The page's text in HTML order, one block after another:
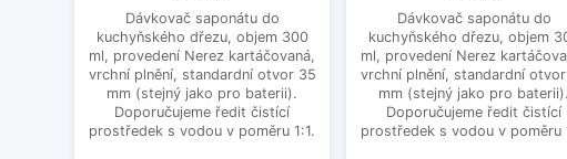
Dávkovač saponátu do
kuchyňského dřezu, objem 300
ml, provedení Nerez kartáčovaná,
vrchní plnění, standardní otvor 35
mm (stejný jako pro baterii).
Doporučujeme ředit čistící
prostředek s vodou v poměru 1:1.
Dávkovač saponátu do
kuchyňského dřezu, objem
ml, provedení Nerez
vrchní plnění, standardní
mm (stejný jako pro baterii).
Doporučujeme ředit čistící
prostředek s vodou v poměru